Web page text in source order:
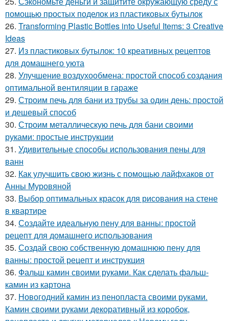
помощью простых поделок из пластиковых бутылок
26. Transforming Plastic Bottles into Useful Items: 3 Creative
Ideas
27. Из пластиковых бутылок: 10 креативных рецептов
для домашнего уюта
28. Улучшение воздухообмена: простой способ создания
оптимальной вентиляции в гараже
29. Строим печь для бани из трубы за один день: простой
и дешевый способ
30. Строим металлическую печь для бани своими
руками: простые инструкции
31. Удивительные способы использования пены для
ванн
32. Как улучшить свою жизнь с помощью лайфхаков от
Анны Муровяной
33. Выбор оптимальных красок для рисования на стене
в квартире
34. Создайте идеальную пену для ванны: простой
рецепт для домашнего использования
35. Создай свою собственную домашнюю пену для
ванны: простой рецепт и инструкция
36. Фальш камин своими руками. Как сделать фальш-
камин из картона
37. Новогодний камин из пенопласта своими руками.
Камин своими руками декоративный из коробок,